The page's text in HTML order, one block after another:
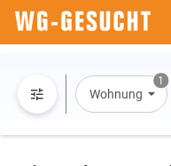
1
Wohnung